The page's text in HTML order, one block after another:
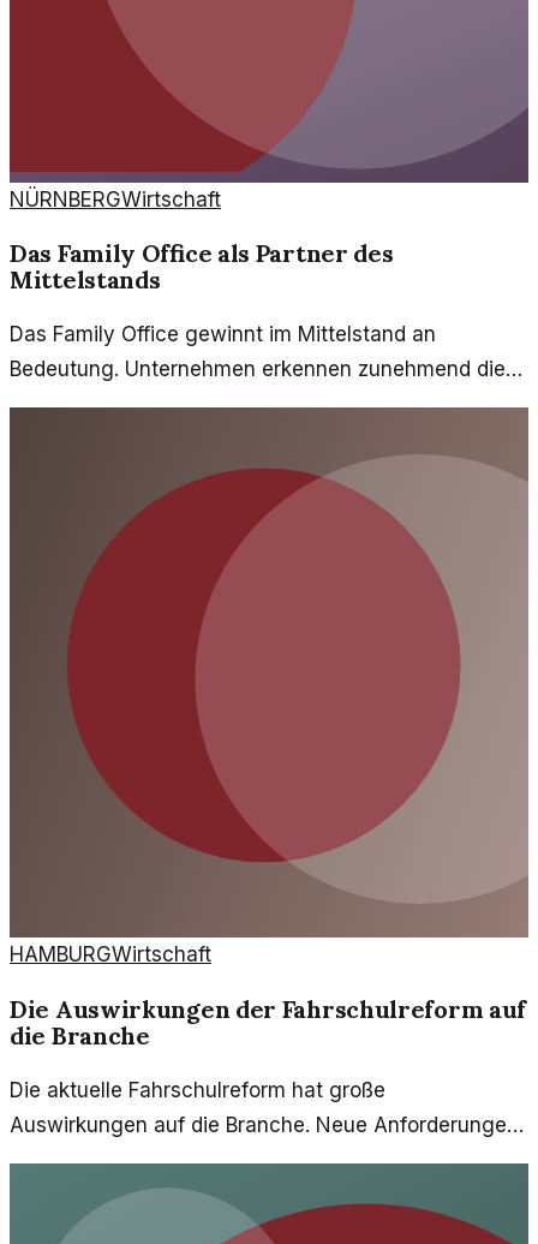
NÜRNBERGWirtschaft
Das Family Office als Partner des
Mittelstands
Das Family Office gewinnt im Mittelstand an
Bedeutung. Unternehmen erkennen zunehmend die
Vorteile einer ganzheitlichen Vermögensverwaltung
HAMBURGWirtschaft
Die Auswirkungen der Fahrschulreform auf
die Branche
Die aktuelle Fahrschulreform hat große
Auswirkungen auf die Branche. Neue Anforderungen
und Digitalisierung bringen sowohl Chancen als auch
Herausforderungen mit sich.